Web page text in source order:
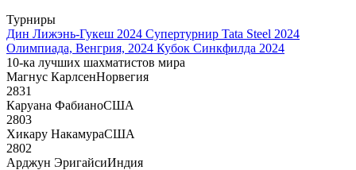
Турниры
Дин Лижэнь-Гукеш 2024 Супертурнир Tata Steel 2024
Олимпиада, Венгрия, 2024 Кубок Синкфилда 2024
10-ка лучших шахматистов мира
Магнус КарлсенНорвегия
2831
Каруана ФабианоСША
2803
Хикару НакамураСША
2802
Арджун ЭригайсиИндия